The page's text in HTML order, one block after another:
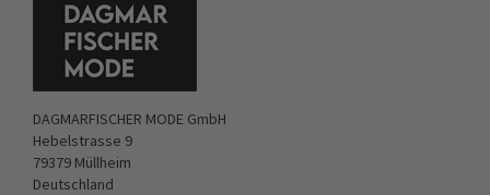
DAGMARFISCHER MODE GmbH
Hebelstrasse 9
79379 Müllheim
Deutschland